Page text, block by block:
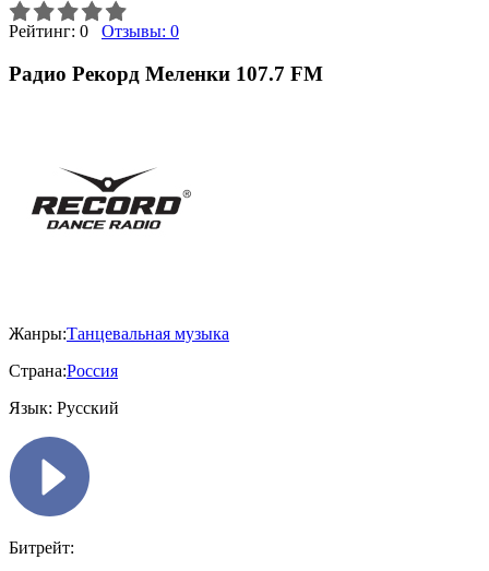
Рейтинг: 0 Отзывы: 0
Радио Рекорд Меленки 107.7 FM
Жанры:Танцевальная музыка
Страна:Россия
Язык: Русский
Битрейт: